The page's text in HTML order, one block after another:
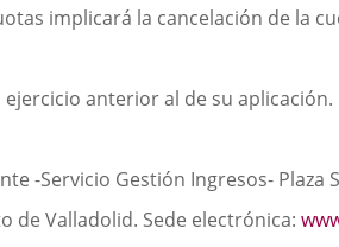
implicará la cancelación de la
anterior al de su aplicación.
-Servicio Gestión Ingresos- Plaza
de Valladolid. Sede electrónica: